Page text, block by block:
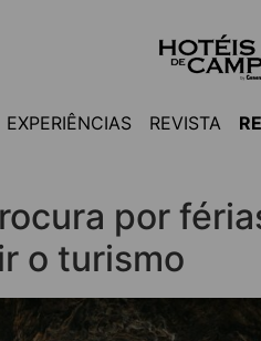
EXPERIÊNCIAS REVISTA
por
o turismo